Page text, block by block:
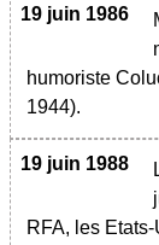
19 juin 1986
humoriste
1944).
19 juin 1988
RFA, les